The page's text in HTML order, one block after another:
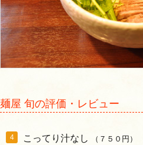
麺屋 旬の評価・レビュー
4 こってり汁なし （７５０円）